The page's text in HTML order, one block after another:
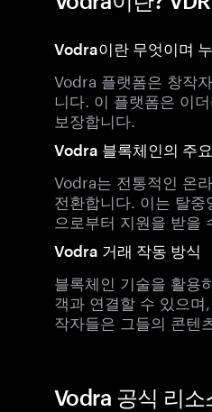
Vodra이란 무엇이며
Vodra 플랫폼은 창작
니다. 이 플랫폼은 이
보장합니다.
Vodra 블록체인의 주
Vodra는 전통적인 온
전환합니다. 이는 탈
으로부터 지원을 받을
Vodra 거래 작동 방식
블록체인 기술을 활용
객과 연결할 수 있으
작자들은 그들의 콘텐
Vodra 공식 리소